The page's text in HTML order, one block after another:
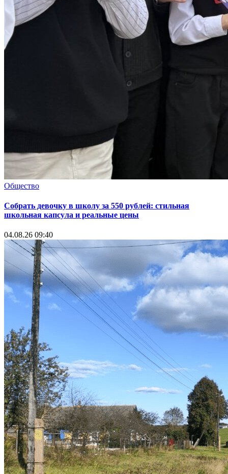
Общество
Собрать девочку в школу за 550 рублей: стильная
школьная капсула и реальные цены
04.08.26 09:40